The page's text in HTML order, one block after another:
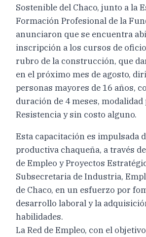
Sostenible del Chaco, junto a la
Formación Profesional de la
anunciaron que se encuentra
inscripción a los cursos de
rubro de la construcción, que
en el próximo mes de agosto,
personas mayores de 16 años,
duración de 4 meses,
Resistencia y sin costo alguno.
Esta capacitación es impulsada
productiva chaqueña, a través
de Empleo y Proyectos
Subsecretaria de Industria,
de Chaco, en un esfuerzo por
desarrollo laboral y la
habilidades.
La Red de Empleo, con el